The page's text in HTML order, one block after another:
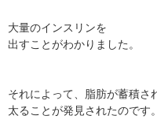
大量のインスリンを
出すことがわかりました。
それによって、脂肪が蓄積さ
太ることが発見されたのです。